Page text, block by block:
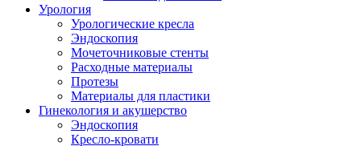
Урология
Урологические кресла
Эндоскопия
Мочеточниковыe стенты
Расходные материалы
Протезы
Материалы для пластики
Гинекология и акушерство
Эндоскопия
Кресло-кровати